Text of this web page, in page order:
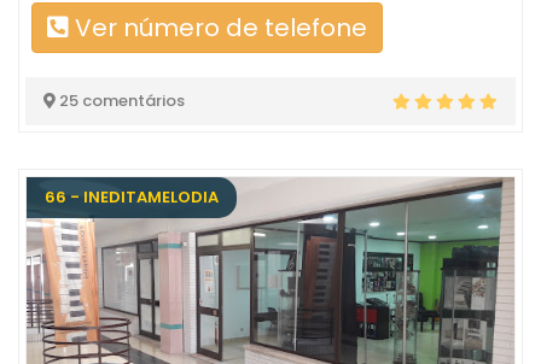
Ver número de telefone
25 comentários
66 - INEDITAMELODIA